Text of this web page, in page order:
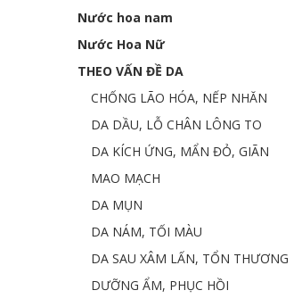
Nước hoa nam
Nước Hoa Nữ
THEO VẤN ĐỀ DA
CHỐNG LÃO HÓA, NẾP NHĂN
DA DẦU, LỖ CHÂN LÔNG TO
DA KÍCH ỨNG, MẨN ĐỎ, GIÃN
MAO MẠCH
DA MỤN
DA NÁM, TỐI MÀU
DA SAU XÂM LẤN, TỔN THƯƠNG
DƯỠNG ẨM, PHỤC HỒI